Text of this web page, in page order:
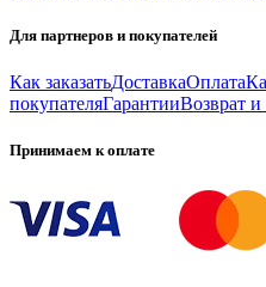
Для партнеров и покупателей
Как заказатьДоставкаОплата
покупателяГарантииВозврат
Принимаем к оплате